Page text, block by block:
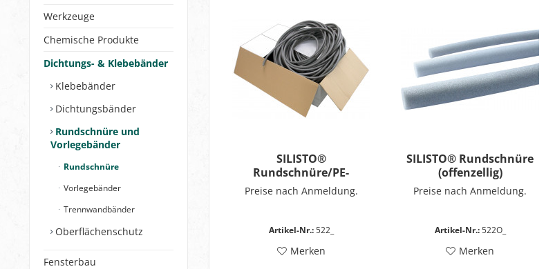
Werkzeuge
Chemische Produkte
Dichtungs- & Klebebänder
Klebebänder
Dichtungsbänder
Rundschnüre und
Vorlegebänder
Rundschnüre
Vorlegebänder
Trennwandbänder
Oberflächenschutz
Fensterbau
SILISTO®
Rundschnüre/PE-
Hinterfüllmaterial nach
Preise nach Anmeldung.
Artikel-Nr.:522_
Merken
SILISTO® Rundschnüre
(offenzellig)
Preise nach Anmeldung.
Artikel-Nr.:522O_
Merken